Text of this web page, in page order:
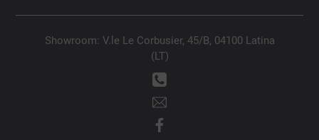
Showroom: V.le Le Corbusier, 45/B, 04100 Latina
(LT)